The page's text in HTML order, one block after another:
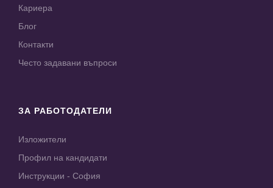
Кариера
Блог
Контакти
Често задавани въпроси
ЗА РАБОТОДАТЕЛИ
Изложители
Профил на кандидати
Инструкции - София